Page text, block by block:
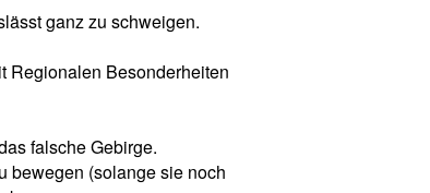
ganz zu schweigen.
Regionalen Besonderheiten
falsche Gebirge.
bewegen (solange sie noch